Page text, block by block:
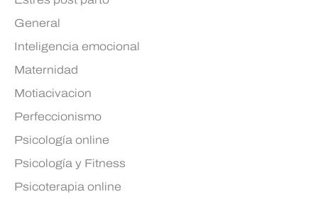
General
Inteligencia emocional
Maternidad
Motiacivacion
Perfeccionismo
Psicología online
Psicología y Fitness
Psicoterapia online